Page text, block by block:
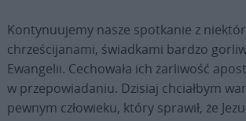
Kontynuujemy nasze spotkanie z
chrześcijanami, świadkami bardzo
Ewangelii. Cechowała ich żarliwość
w przepowiadaniu. Dzisiaj chciałbym
pewnym człowieku, który sprawił, że